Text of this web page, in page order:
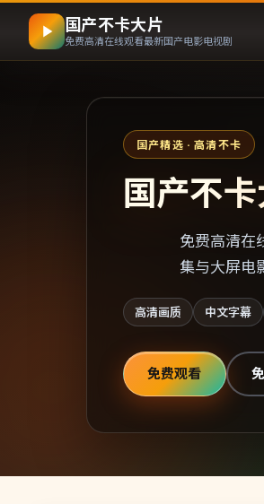
国产不卡大片
免费高清在线观看最新国产电影电视剧
国产精选 · 高清不卡
国产不
免费高清在
集与大屏电
高清画质 中文字幕
免费观看